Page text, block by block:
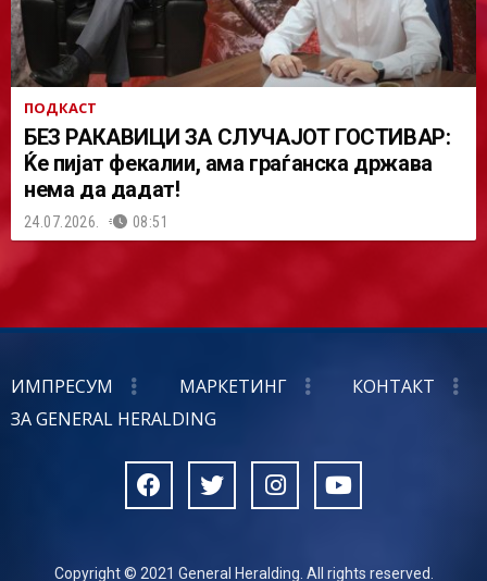
ПОДКАСТ
БЕЗ РАКАВИЦИ ЗА СЛУЧАЈОТ ГОСТИВАР:
Ќе пијат фекалии, ама граѓанска држава
нема да дадат!
24.07.2026. 08:51
ИМПРЕСУМ МАРКЕТИНГ
КОНТАКТ
ЗА GENERAL HERALDING
Copyright © 2021 General Heralding. All rights reserved.